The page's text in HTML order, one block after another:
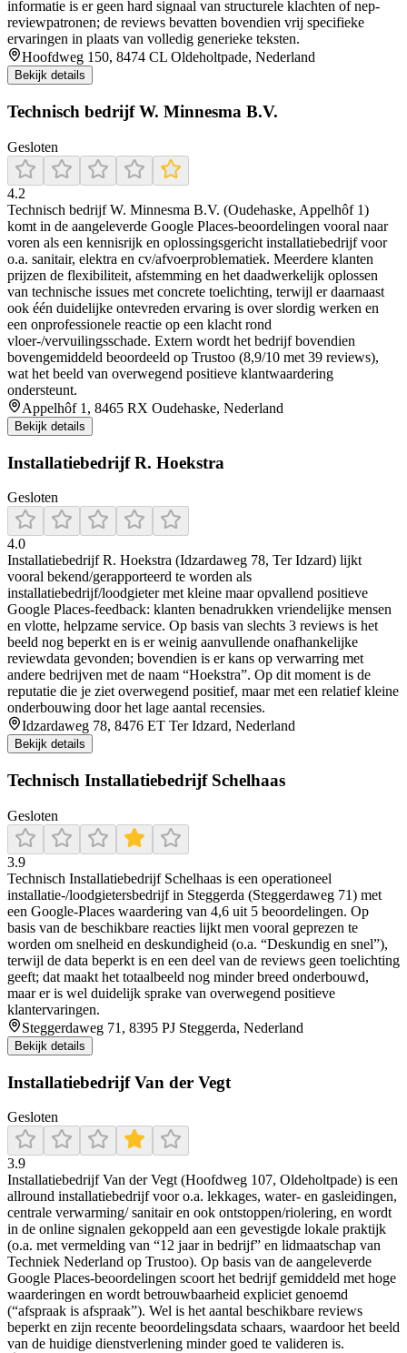
informatie is er geen hard signaal van structurele klachten of nep-
reviewpatronen; de reviews bevatten bovendien vrij specifieke
ervaringen in plaats van volledig generieke teksten.
Hoofdweg 150, 8474 CL Oldeholtpade, Nederland
Bekijk details
Technisch bedrijf W. Minnesma B.V.
Gesloten
4.2
Technisch bedrijf W. Minnesma B.V. (Oudehaske, Appelhôf 1)
komt in de aangeleverde Google Places-beoordelingen vooral naar
voren als een kennisrijk en oplossingsgericht installatiebedrijf voor
o.a. sanitair, elektra en cv/afvoerproblematiek. Meerdere klanten
prijzen de flexibiliteit, afstemming en het daadwerkelijk oplossen
van technische issues met concrete toelichting, terwijl er daarnaast
ook één duidelijke ontevreden ervaring is over slordig werken en
een onprofessionele reactie op een klacht rond
vloer-/vervuilingsschade. Extern wordt het bedrijf bovendien
bovengemiddeld beoordeeld op Trustoo (8,9/10 met 39 reviews),
wat het beeld van overwegend positieve klantwaardering
ondersteunt.
Appelhôf 1, 8465 RX Oudehaske, Nederland
Bekijk details
Installatiebedrijf R. Hoekstra
Gesloten
4.0
Installatiebedrijf R. Hoekstra (Idzardaweg 78, Ter Idzard) lijkt
vooral bekend/gerapporteerd te worden als
installatiebedrijf/loodgieter met kleine maar opvallend positieve
Google Places-feedback: klanten benadrukken vriendelijke mensen
en vlotte, helpzame service. Op basis van slechts 3 reviews is het
beeld nog beperkt en is er weinig aanvullende onafhankelijke
reviewdata gevonden; bovendien is er kans op verwarring met
andere bedrijven met de naam “Hoekstra”. Op dit moment is de
reputatie die je ziet overwegend positief, maar met een relatief kleine
onderbouwing door het lage aantal recensies.
Idzardaweg 78, 8476 ET Ter Idzard, Nederland
Bekijk details
Technisch Installatiebedrijf Schelhaas
Gesloten
3.9
Technisch Installatiebedrijf Schelhaas is een operationeel
installatie-/loodgietersbedrijf in Steggerda (Steggerdaweg 71) met
een Google-Places waardering van 4,6 uit 5 beoordelingen. Op
basis van de beschikbare reacties lijkt men vooral geprezen te
worden om snelheid en deskundigheid (o.a. “Deskundig en snel”),
terwijl de data beperkt is en een deel van de reviews geen toelichting
geeft; dat maakt het totaalbeeld nog minder breed onderbouwd,
maar er is wel duidelijk sprake van overwegend positieve
klantervaringen.
Steggerdaweg 71, 8395 PJ Steggerda, Nederland
Bekijk details
Installatiebedrijf Van der Vegt
Gesloten
3.9
Installatiebedrijf Van der Vegt (Hoofdweg 107, Oldeholtpade) is een
allround installatiebedrijf voor o.a. lekkages, water- en gasleidingen,
centrale verwarming/ sanitair en ook ontstoppen/riolering, en wordt
in de online signalen gekoppeld aan een gevestigde lokale praktijk
(o.a. met vermelding van “12 jaar in bedrijf” en lidmaatschap van
Techniek Nederland op Trustoo). Op basis van de aangeleverde
Google Places-beoordelingen scoort het bedrijf gemiddeld met hoge
waarderingen en wordt betrouwbaarheid expliciet genoemd
(“afspraak is afspraak”). Wel is het aantal beschikbare reviews
beperkt en zijn recente beoordelingsdata schaars, waardoor het beeld
van de huidige dienstverlening minder goed te valideren is.